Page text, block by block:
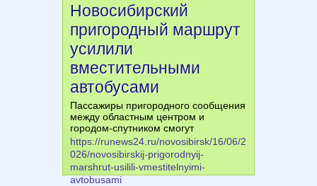
Новосибирский
пригородный маршрут
усилили
вместительными
автобусами
Пассажиры пригородного сообщения
между областным центром и
городом-спутником смогут
https://runews24.ru/novosibirsk/16/06/2
026/novosibirskij-prigorodnyij-
marshrut-usilili-vmestitelnyimi-
avtobusami